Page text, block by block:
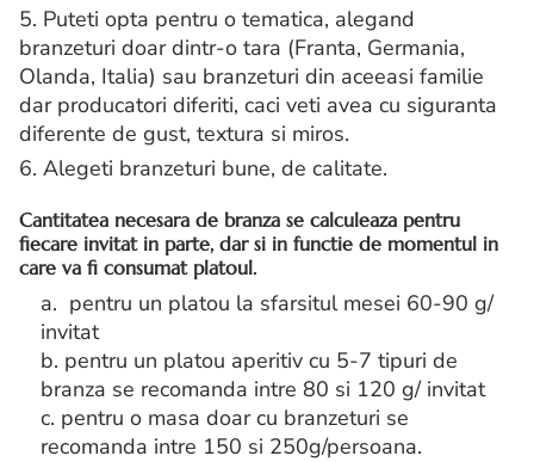
5. Puteti opta pentru o tematica, alegand
branzeturi doar dintr-o tara (Franta, Germania,
Olanda, Italia) sau branzeturi din aceeasi familie
dar producatori diferiti, caci veti avea cu siguranta
diferente de gust, textura si miros.
6. Alegeti branzeturi bune, de calitate.
Cantitatea necesara de branza se calculeaza pentru
fiecare invitat in parte, dar si in functie de momentul in
care va fi consumat platoul.
a. pentru un platou la sfarsitul mesei 60-90 g/
invitat
b. pentru un platou aperitiv cu 5-7 tipuri de
branza se recomanda intre 80 si 120 g/ invitat
c. pentru o masa doar cu branzeturi se
recomanda intre 150 si 250g/persoana.